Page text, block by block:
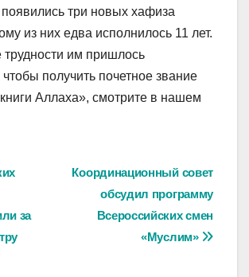
три новых хафиза
из них едва исполнилось 11 лет.
трудности им пришлось
чтобы получить почетное звание
Аллаха», смотрите в нашем
Координационный совет
обсудил программу
Всероссийских смен
«Муслим»
за